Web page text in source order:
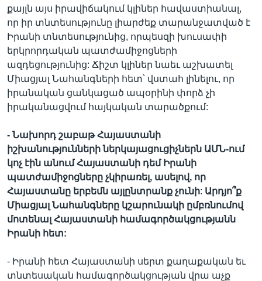
քայլն այս իրավիճակում կլիներ հավաստիանալ,
որ իր տնտեսությունը լիարժեք տարանջատված է
Իրանի տնտեսությունից, որպեսզի խուսափի
երկրորդական պատժամիջոցների
ազդեցությունից: Ճիշտ կլիներ նաեւ աշխատել
Միացյալ Նահանգների հետ՝ վստահ լինելու, որ
իրանական ցանկացած ապօրինի փորձ չի
իրականացվում հայկական տարածքում:
- Նախորդ շաբաթ Հայաստանի
իշխանությունների ներկայացուցիչներն ԱՄՆ-ում
կոչ էին անում Հայաստանի դեմ Իրանի
պատժամիջոցները չկիրառել, ասելով, որ
Հայաստանը երբեմն այլընտրանք չունի: Արդյո՞ք
Միացյալ Նահանգները կշարունակի ըմբռնումով
մոտենալ Հայաստանի համագործակցությանն
Իրանի հետ:
- Իրանի հետ Հայաստանի սերտ քաղաքական եւ
տնտեսական համագործակցության վրա աչք